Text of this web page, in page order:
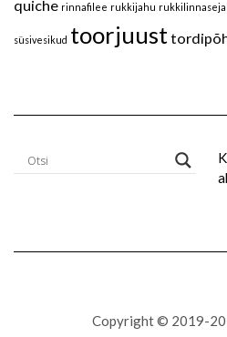
quiche rinnafilee rukkijahu
süsivesikud toorjuust
Copyright © 2019-